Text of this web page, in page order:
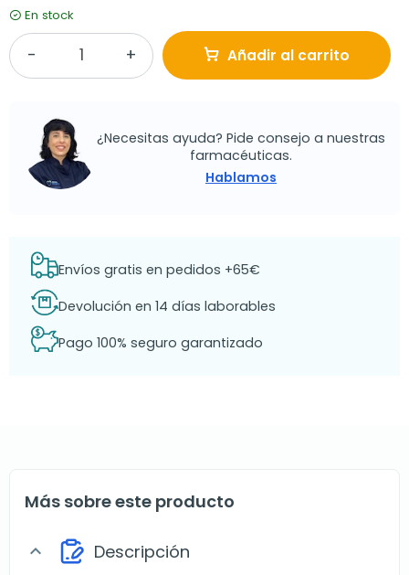
En stock
Añadir al carrito
¿Necesitas ayuda? Pide consejo a nuestras
farmacéuticas.
Hablamos
Envíos gratis en pedidos +65€
Devolución en 14 días laborables
Pago 100% seguro garantizado
Más sobre este producto
expand_more Descripción